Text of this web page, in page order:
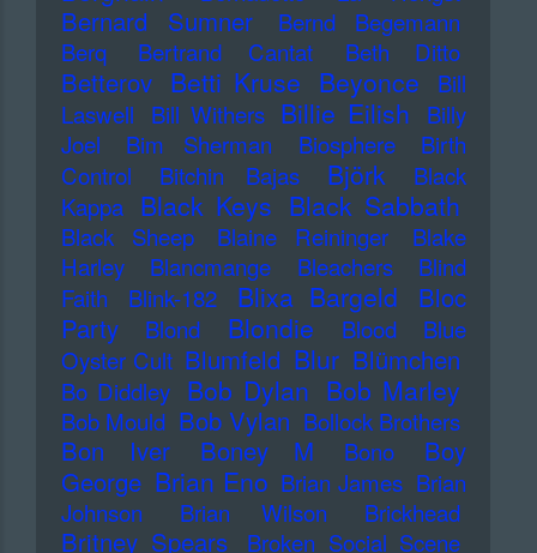
Bernard Sumner
Bernd Begemann
Berq
Bertrand Cantat Beth Ditto
Betterov Betti Kruse Beyonce
Bill
Laswell
Bill Withers Billie Eilish
Billy
Joel
Bim Sherman Biosphere
Birth
Control
Bitchin Bajas Björk
Black
Kappa Black Keys Black Sabbath
Black Sheep Blaine Reininger
Blake
Harley
Blancmange Bleachers
Blind
Faith
Blink-182 Blixa Bargeld
Bloc
Party
Blond Blondie Blood
Blue
Oyster Cult Blumfeld Blur Blümchen
Bo Diddley Bob Dylan Bob Marley
Bob Mould Bob Vylan Bollock Brothers
Bon Iver Boney M Bono
Boy
George Brian Eno Brian James Brian
Johnson
Brian Wilson Brickhead
Britney Spears Broken Social Scene